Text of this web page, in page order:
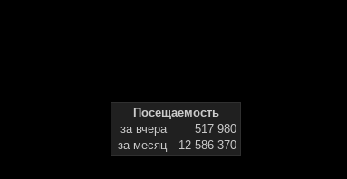
Посещаемость
за вчера
517 980
за месяц
12 586 370